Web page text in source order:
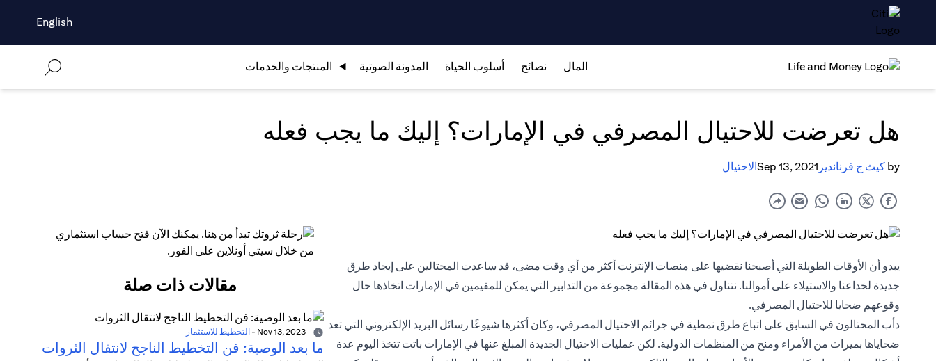
English
المال نصائح أسلوب الحياة المدونة الصوتية المنتجات والخدمات
هل تعرضت للاحتيال المصرفي في الإمارات؟ إليك ما يجب فعله
by كيث ج فرنانديز Sep 13, 2021الاحتيال
يبدو أن الأوقات الطويلة التي أصبحنا نقضيها على منصات الإنترنت أكثر من أي وقت مضى، قد ساعدت المحتالين على إيجاد طرق
جديدة لخداعنا والاستيلاء على أموالنا. نتناول في هذه المقالة مجموعة من التدابير التي يمكن للمقيمين في الإمارات اتخاذها حال
وقوعهم ضحايا للاحتيال المصرفي.
دأب المحتالون في السابق على اتباع طرق نمطية في جرائم الاحتيال المصرفي، وكان أكثرها شيوعًا رسائل البريد الإلكتروني التي تعد
ضحاياها بميراث من الأمراء ومنح من المنظمات الدولية. لكن عمليات الاحتيال الجديدة المبلغ عنها في الإمارات باتت تتخذ اليوم عدة
مقالات ذات صلة
- التخطيط للاستثمار
ما بعد الوصية: فن التخطيط الناجح لانتقال الثروات